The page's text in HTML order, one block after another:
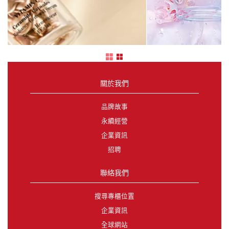
關於我們
品牌故事
永續經營
企業資訊
招聘
聯絡我們
搜尋專櫃位置
企業資訊
全球網站